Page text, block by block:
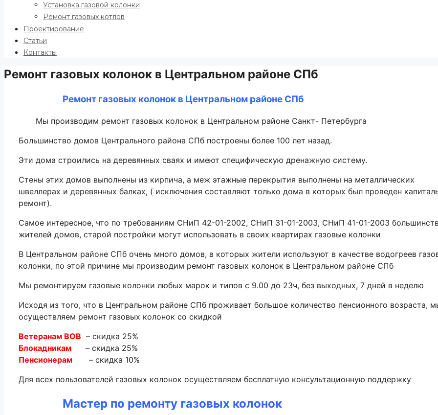
Установка газовой колонки
Ремонт газовых котлов
Проектирование
Статьи
Контакты
Ремонт газовых колонок в Центральном районе СПб
Ремонт газовых колонок в Центральном районе СПб
Мы производим ремонт газовых колонок в Центральном районе Санкт- Петербурга
Большинство домов Центрального района СПб построены более 100 лет назад.
Эти дома строились на деревянных сваях и имеют специфическую дренажную систему.
Стены этих домов выполнены из кирпича, а меж этажные перекрытия выполнены на металлических
швеллерах и деревянных балках, ( исключения составляют только дома в которых был проведен
ремонт).
Самое интересное, что по требованиям СНиП 42-01-2002, СНиП 31-01-2003, СНиП 41-01-2003
жителей домов, старой постройки могут использовать в своих квартирах газовые колонки
В Центральном районе СПб очень много домов, в которых жители используют в качестве водогреев
колонки, по этой причине мы производим ремонт газовых колонок в Центральном районе СПб
Мы ремонтируем газовые колонки любых марок и типов с 9.00 до 23ч, без выходных, 7 дней в неделю
Исходя из того, что в Центральном районе СПб проживает большое количество пенсионного возраста,
осуществляем ремонт газовых колонок со скидкой
Ветеранам ВОВ – скидка 25%
Блокадникам
– скидка 25%
Пенсионерам
– скидка 10%
Для всех пользователей газовых колонок осуществляем бесплатную консультационную поддержку
Мастер по ремонту газовых колонок